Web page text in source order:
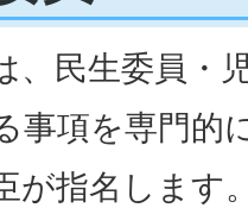
、民生委員・
事項を専門的
が指名します